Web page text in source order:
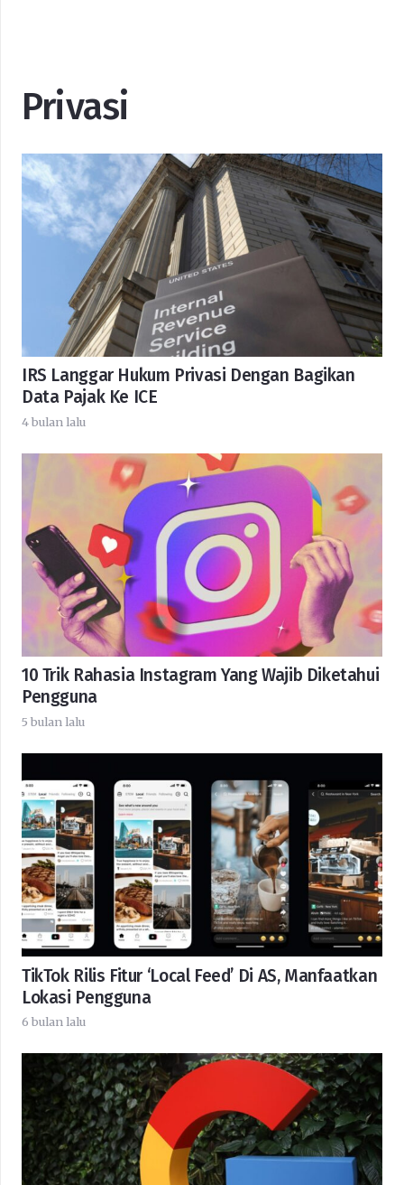
Privasi
IRS Langgar Hukum Privasi Dengan Bagikan
Data Pajak Ke ICE
4 bulan lalu
10 Trik Rahasia Instagram Yang Wajib Diketahui
Pengguna
5 bulan lalu
TikTok Rilis Fitur ‘Local Feed’ Di AS, Manfaatkan
Lokasi Pengguna
6 bulan lalu